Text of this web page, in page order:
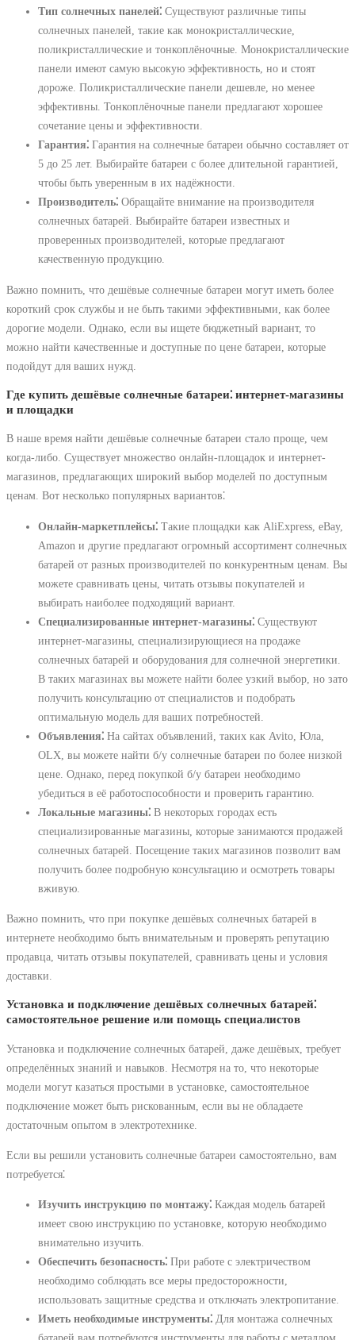
Тип солнечных панелей⁚ Существуют различные типы
солнечных панелей, такие как монокристаллические,
поликристаллические и тонкоплёночные. Монокристаллические
панели имеют самую высокую эффективность, но и стоят
дороже. Поликристаллические панели дешевле, но менее
эффективны. Тонкоплёночные панели предлагают хорошее
сочетание цены и эффективности.
Гарантия⁚ Гарантия на солнечные батареи обычно составляет от
5 до 25 лет. Выбирайте батареи с более длительной гарантией,
чтобы быть уверенным в их надёжности.
Производитель⁚ Обращайте внимание на производителя
солнечных батарей. Выбирайте батареи известных и
проверенных производителей, которые предлагают
качественную продукцию.
Важно помнить, что дешёвые солнечные батареи могут иметь более
короткий срок службы и не быть такими эффективными, как более
дорогие модели. Однако, если вы ищете бюджетный вариант, то
можно найти качественные и доступные по цене батареи, которые
подойдут для ваших нужд.
Где купить дешёвые солнечные батареи⁚ интернет-магазины
и площадки
В наше время найти дешёвые солнечные батареи стало проще, чем
когда-либо. Существует множество онлайн-площадок и интернет-
магазинов, предлагающих широкий выбор моделей по доступным
ценам. Вот несколько популярных вариантов⁚
Онлайн-маркетплейсы⁚ Такие площадки как AliExpress, eBay,
Amazon и другие предлагают огромный ассортимент солнечных
батарей от разных производителей по конкурентным ценам. Вы
можете сравнивать цены, читать отзывы покупателей и
выбирать наиболее подходящий вариант.
Специализированные интернет-магазины⁚ Существуют
интернет-магазины, специализирующиеся на продаже
солнечных батарей и оборудования для солнечной энергетики.
В таких магазинах вы можете найти более узкий выбор, но зато
получить консультацию от специалистов и подобрать
оптимальную модель для ваших потребностей.
Объявления⁚ На сайтах объявлений, таких как Avito, Юла,
OLX, вы можете найти б/у солнечные батареи по более низкой
цене. Однако, перед покупкой б/у батареи необходимо
убедиться в её работоспособности и проверить гарантию.
Локальные магазины⁚ В некоторых городах есть
специализированные магазины, которые занимаются продажей
солнечных батарей. Посещение таких магазинов позволит вам
получить более подробную консультацию и осмотреть товары
вживую.
Важно помнить, что при покупке дешёвых солнечных батарей в
интернете необходимо быть внимательным и проверять репутацию
продавца, читать отзывы покупателей, сравнивать цены и условия
доставки.
Установка и подключение дешёвых солнечных батарей⁚
самостоятельное решение или помощь специалистов
Установка и подключение солнечных батарей, даже дешёвых, требует
определённых знаний и навыков. Несмотря на то, что некоторые
модели могут казаться простыми в установке, самостоятельное
подключение может быть рискованным, если вы не обладаете
достаточным опытом в электротехнике.
Если вы решили установить солнечные батареи самостоятельно, вам
потребуется⁚
Изучить инструкцию по монтажу⁚ Каждая модель батарей
имеет свою инструкцию по установке, которую необходимо
внимательно изучить.
Обеспечить безопасность⁚ При работе с электричеством
необходимо соблюдать все меры предосторожности,
использовать защитные средства и отключать электропитание.
Иметь необходимые инструменты⁚ Для монтажа солнечных